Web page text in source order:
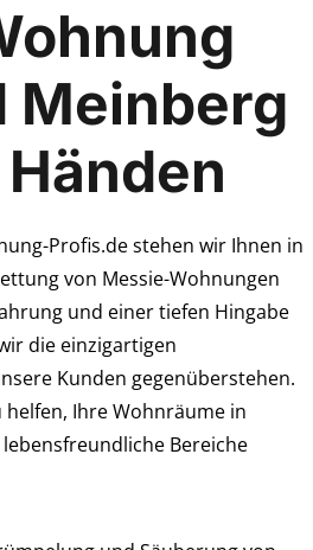
Meinberg
Profis.de stehen wir Ihnen in
von Messie-Wohnungen
und einer tiefen Hingabe
die einzigartigen
Kunden gegenüberstehen.
Ihre Wohnräume in
Bereiche